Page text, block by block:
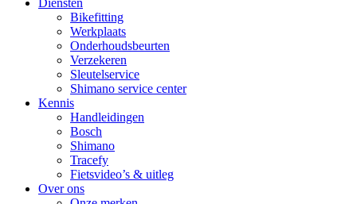
Diensten
Bikefitting
Werkplaats
Onderhoudsbeurten
Verzekeren
Sleutelservice
Shimano service center
Kennis
Handleidingen
Bosch
Shimano
Tracefy
Fietsvideo’s & uitleg
Over ons